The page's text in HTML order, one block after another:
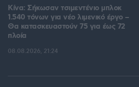
Κίνα: Σήκωσαν τσιμεντένιο μπλοκ
1.540 τόνων για νέο λιμενικό έργο –
Θα κατασκευαστούν 75 για έως 72
πλοία
08.08.2026, 21:24